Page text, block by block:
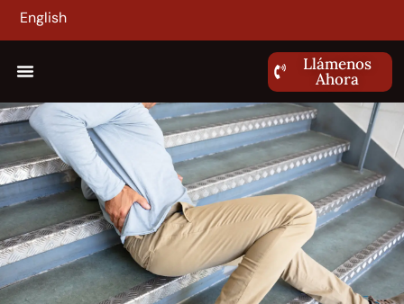
English
Llámenos
Ahora